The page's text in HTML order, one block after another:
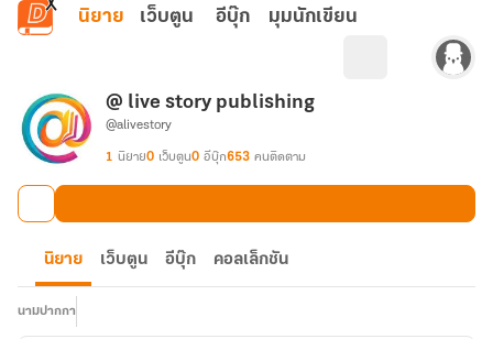
ข้ามไปยังเนื้อหาหลัก
นิยาย เว็บตูน อีบุ๊ก มุมนักเขียน
@ live story publishing
@alivestory
1 นิยาย0 เว็บตูน0 อีบุ๊ก653 คนติดตาม
นิยาย เว็บตูน อีบุ๊ก คอลเล็กชัน
นามปากกา